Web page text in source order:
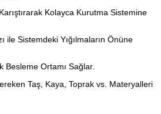
Kolayca Kurutma Sistemine
ile Sistemdeki Yığılmaların Önüne
Besleme Ortamı Sağlar.
Taş, Kaya, Toprak vs. Materyalleri